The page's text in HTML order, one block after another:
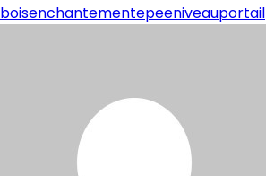
boisenchantementepeeniveauportail